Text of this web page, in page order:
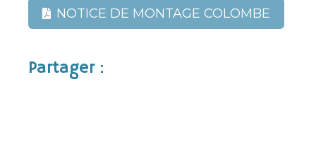
NOTICE DE MONTAGE COLOMBE
Partager :